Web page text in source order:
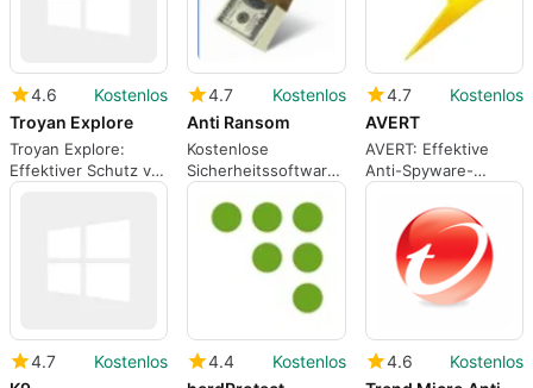
4.6
Kostenlos
Troyan Explore
Troyan Explore:
Effektiver Schutz vor
Spam und Spyware
4.7
Kostenlos
Anti Ransom
Kostenlose
Sicherheitssoftware
gegen Ransomware
4.7
Kostenlos
AVERT
AVERT: Effektive
Anti-Spyware-
Lösung für Windows
4.7
Kostenlos
4.4
Kostenlos
4.6
Kostenlos